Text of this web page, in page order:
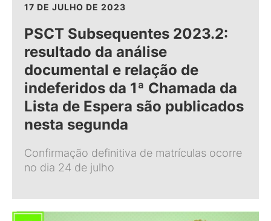
17 DE JULHO DE 2023
PSCT Subsequentes 2023.2:
resultado da análise
documental e relação de
indeferidos da 1ª Chamada da
Lista de Espera são publicados
nesta segunda
Confirmação definitiva de matrículas ocorre
no dia 24 de julho